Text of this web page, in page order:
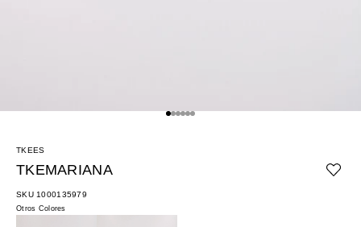
Gehe zu Element 1
Gehe zu Element 2
Gehe zu Element 3
Gehe zu Element 4
Gehe zu Element 5
Gehe zu Element 6
TKEES
TKEMARIANA
SKU 1000135979
Otros Colores